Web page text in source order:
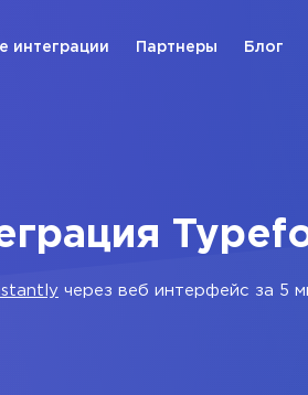
интеграции Партнеры Блог
через веб интерфейс за 5